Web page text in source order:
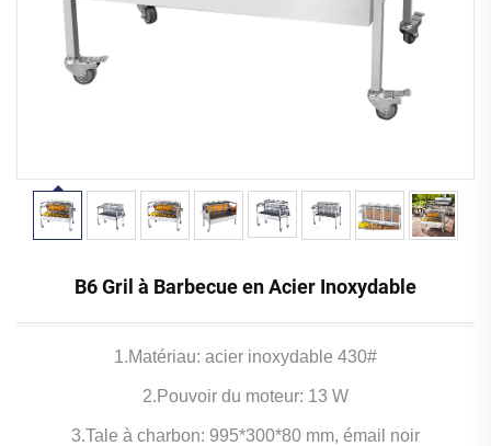
B6 Gril à Barbecue en Acier Inoxydable
1.Matériau: acier inoxydable 430#
2.Pouvoir du moteur: 13 W
3.Tale à charbon: 995*300*80 mm, émail noir